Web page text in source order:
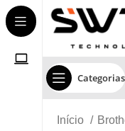
Categorias
Início